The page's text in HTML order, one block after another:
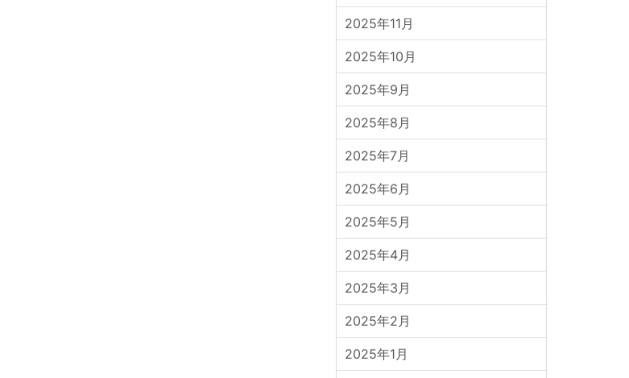
2025年11月
2025年10月
2025年9月
2025年8月
2025年7月
2025年6月
2025年5月
2025年4月
2025年3月
2025年2月
2025年1月